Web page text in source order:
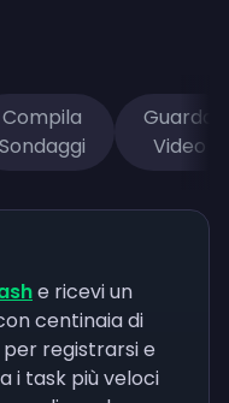
Compila
Sondaggi
Guarda
Video
e ricevi un
centinaia di
registrarsi e
i task più veloci